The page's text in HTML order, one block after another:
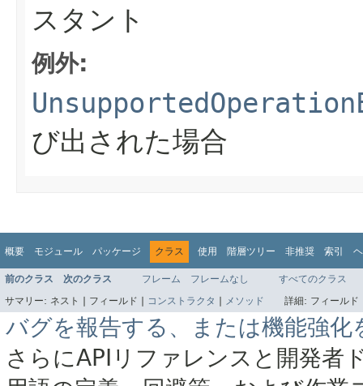
スタント
例外:
び出された場合
概要 モジュール パッケージ クラス 使用 階層ツリー 非推奨 索引
前のクラス 次のクラス フレーム フレームなし
すべてのクラス
サマリー: ネスト | フィールド | コンストラクタ | メソッド 詳細: フィール
バグを報告する、または機能強化
さらにAPIリファレンスと開発者